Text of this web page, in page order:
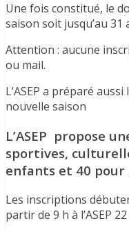
Une fois constitué, le
saison soit jusqu’au 31
Attention : aucune
ou mail.
L’ASEP a préparé
nouvelle saison
L’ASEP propose
sportives,
enfants et 40 pour
Les inscriptions
partir de 9 h à l’ASEP